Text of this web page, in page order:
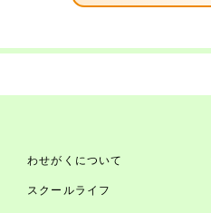
わせがくについて
スクールライフ